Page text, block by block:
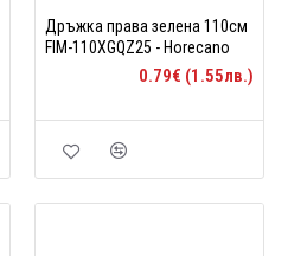
Дръжка права зелена 110см
FIM-110XGQZ25 - Horecano
0.79€ (1.55лв.)